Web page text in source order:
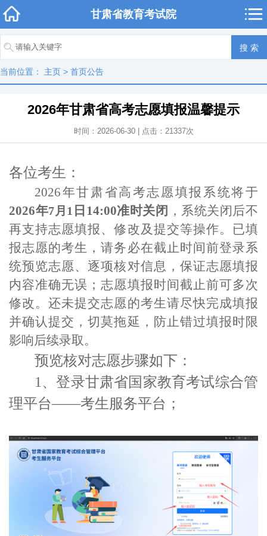
甘肃省教育考试院
当前位置： 主页 > 首页公告
2026年甘肃省高考志愿填报温馨提示
时间：2026-06-30 | 点击： 21337次
各位考生：
2026年甘肃省高考志愿填报系统将于
2026年7月1 日 14:00准时关闭 ，系统关闭后不
再支持志愿填报、修改及提交等操作。已填
报志愿的考生，请务必在截止时间前登录系
统预览志愿、逐项核对信息，保证志愿填报
内容准确无误；志愿填报时间截止前可多次
修改。还未提交志愿的考生请尽快完成填报
并确认提交，切莫拖延，防止错过填报时限
影响后续录取。
预览核对志愿步骤如下：
1、登录甘肃省国家教育考试综合管
理平台——考生服务平台；